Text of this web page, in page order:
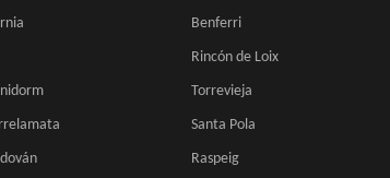
Benferri
Rincón de Loix
Torrevieja
Santa Pola
Raspeig